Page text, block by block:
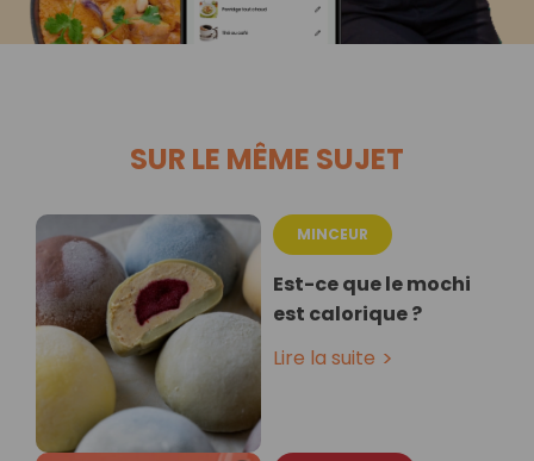
SUR LE MÊME SUJET
MINCEUR
Est-ce que le mochi
est calorique ?
Lire la suite